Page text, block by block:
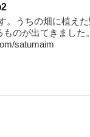
。うちの畑に植え
のが出てきました。
satumaim